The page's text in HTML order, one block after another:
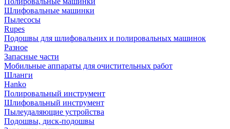
Шлифовальные машинки
Пылесосы
Rupes
Подошвы для шлифовальних и полировальных машинок
Разное
Запасные части
Мобильные аппараты для очистительных работ
Шланги
Hanko
Полировальный инструмент
Шлифовальный инструмент
Пылеудаляющие устройства
Подошвы, диск-подошвы